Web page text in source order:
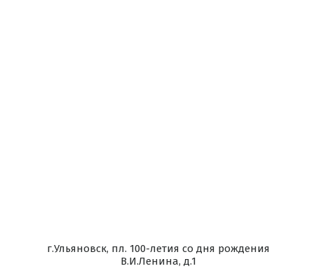
г.Ульяновск, пл. 100-летия со дня рождения
В.И.Ленина, д.1